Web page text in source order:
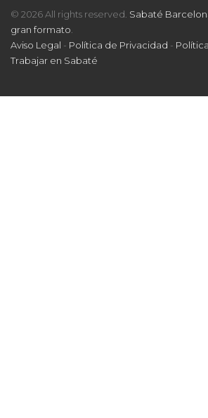
© 2026 All rights reserved. Sabaté
gran formato.
Aviso Legal - Política de Privacidad -
Trabajar en Sabaté